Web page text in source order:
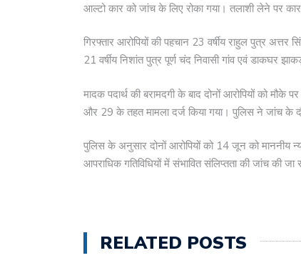
आल्टो कार को जांच के लिए रोका गया। तलाशी लेने पर
गिरफ्तार आरोपियों की पहचान 23 वर्षीय राहुल पुत्र
21 वर्षीय निशांत पुत्र पूर्ण चंद निवासी गांव एवं डाकघर
मादक पदार्थ की बरामदगी के बाद दोनों आरोपियों को
और 29 के तहत मामला दर्ज किया गया। पुलिस ने जांच के
पुलिस के अनुसार दोनों आरोपियों को 14 जून को माननीय
आपराधिक गतिविधियों में संभावित संलिप्तता की जांच की जा
RELATED POSTS